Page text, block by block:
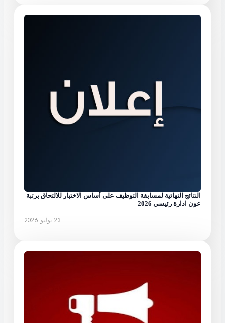
النتائج النهائية لمسابقة التوظيف على أساس الاختبار للالتحاق برتبة
عون ادارة رئيسي 2026
23 يوليو 2026